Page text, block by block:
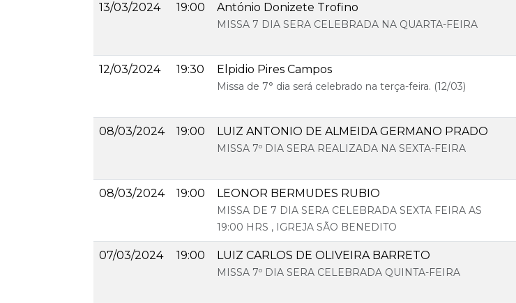
13/03/2024 19:00 António Donizete Trofino
MISSA 7 DIA SERA CELEBRADA NA QUARTA-FEIRA
12/03/2024 19:30 Elpidio Pires Campos
Missa de 7° dia será celebrado na terça-feira. (12/03)
08/03/2024 19:00 LUIZ ANTONIO DE ALMEIDA GERMANO PRADO
MISSA 7º DIA SERA REALIZADA NA SEXTA-FEIRA
08/03/2024 19:00 LEONOR BERMUDES RUBIO
MISSA DE 7 DIA SERA CELEBRADA SEXTA FEIRA AS
19:00 HRS , IGREJA SÃO BENEDITO
07/03/2024 19:00 LUIZ CARLOS DE OLIVEIRA BARRETO
MISSA 7º DIA SERA CELEBRADA QUINTA-FEIRA